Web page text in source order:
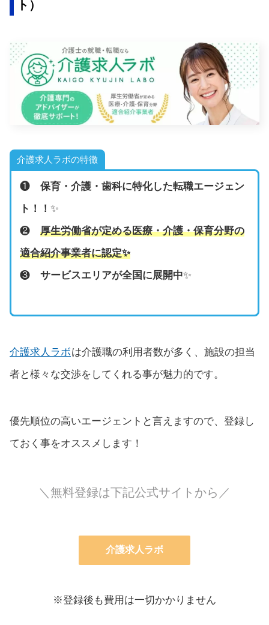
ト）
介護求人ラボの特徴
❶ 保育・介護・歯科に特化した転職エージェン
ト！！ ✨
❷ 厚生労働省が定める医療・介護・保育分野の
適合紹介事業者に認定✨
❸ サービスエリアが全国に展開中✨
介護求人ラボは介護職の利用者数が多く、施設の担当
者と様々な交渉をしてくれる事が魅力的です。
優先順位の高いエージェントと言えますので、登録し
ておく事をオススメします！
＼無料登録は下記公式サイトから／
介護求人ラボ
※登録後も費用は一切かかりません